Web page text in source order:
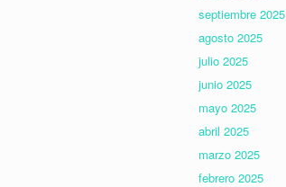
septiembre 2025
agosto 2025
julio 2025
junio 2025
mayo 2025
abril 2025
marzo 2025
febrero 2025